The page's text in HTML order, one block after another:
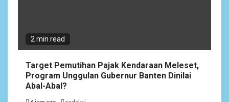
2 min read
Target Pemutihan Pajak Kendaraan Meleset,
Program Unggulan Gubernur Banten Dinilai
Abal-Abal?